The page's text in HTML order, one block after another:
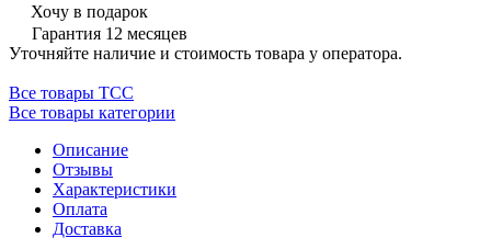
Хочу в подарок
Гарантия 12 месяцев
Уточняйте наличие и стоимость товара у оператора.
Все товары ТСС
Все товары категории
Описание
Отзывы
Характеристики
Оплата
Доставка